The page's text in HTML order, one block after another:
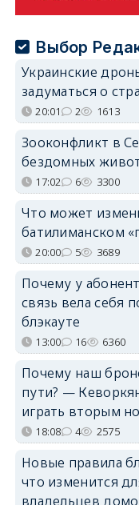
Выбор
Украинские
задуматься о
20:01 2 1613
Зооконфликт в
бездомных
17:02 6 3300
Что может
батилиманском
20:00 5 3689
Почему у
связь вела себя
блэкауте
13:00 16 6360
Почему наш
пути? —
играть вторым
18:08 4 2575
Новые правила
что изменится
владельцев